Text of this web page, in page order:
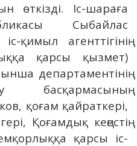
өткізді. Іс-шараға
Сыбайлас
қимыл агенттігінің
қарсы қызмет)
департаментінің
басқармасының
қоғам қайраткері,
Қоғамдық кеңестің
қарсы іс-